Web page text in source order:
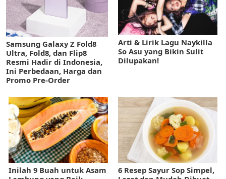
Samsung Galaxy Z Fold8
Ultra, Fold8, dan Flip8
Resmi Hadir di Indonesia,
Ini Perbedaan, Harga dan
Promo Pre-Order
Arti & Lirik Lagu Naykilla
So Asu yang Bikin Sulit
Dilupakan!
Inilah 9 Buah untuk Asam
6 Resep Sayur Sop Simpel,